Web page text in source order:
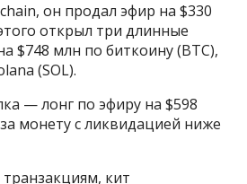
он продал эфир на $330
открыл три длинные
$748 млн по биткоину (BTC),
(SOL).
— лонг по эфиру на $598
монету с ликвидацией ниже
кит